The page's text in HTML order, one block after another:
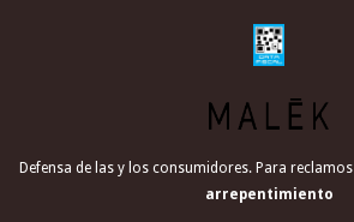
Defensa de las y los consumidores. Para reclamos
arrepentimiento